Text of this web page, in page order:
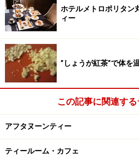
原産国：インド、中国
渋みの少なく、キームン独特のエ
トレートで午後のティータイムに試
ペアリングス：クリーム、フルーツ
原産国：中国、スリランカ、インド
ホテルメトロポリタ
ィー
”しょうが紅茶”で体を
この記事に関連す
アフタヌーンティー
ティールーム・カフェ